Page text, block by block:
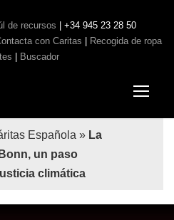
de recursos | +34 945 23 28 50
con Caritas
Recogida de ropa
Buscador
Española » La
un paso
climática